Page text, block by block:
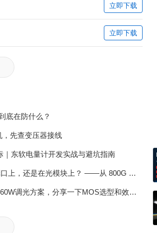
立即下载
立即下载
底在防什么？
，先查变压器接线
｜东软电量计开发实战与避坑指南
光口 PHY 在端口上，还是在光模块上？ ——从 800G 架构讲起
做个舞台灯，360W调光方案，分享一下MOS选型和效率优化